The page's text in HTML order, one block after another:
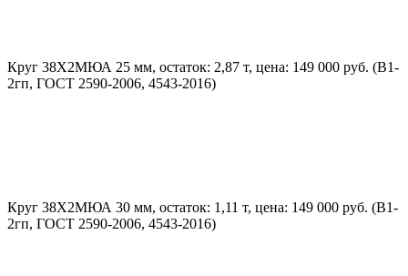
Круг 38Х2МЮА 25 мм, остаток: 2,87 т, цена: 149 000 руб. (В1-
2гп, ГОСТ 2590-2006, 4543-2016)
Круг 38Х2МЮА 30 мм, остаток: 1,11 т, цена: 149 000 руб. (В1-
2гп, ГОСТ 2590-2006, 4543-2016)